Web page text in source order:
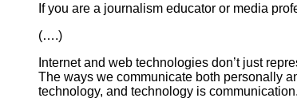
If you are a journalism educator or media
(….)
Internet and web technologies don’t just
The ways we communicate both personally
technology, and technology is